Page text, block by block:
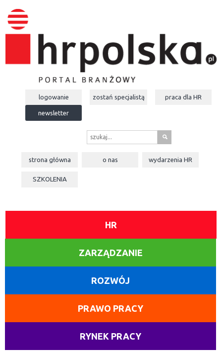
logowanie zostań specjalistą praca dla HR
newsletter
s
strona główna o nas wydarzeniaHR
SZKOLENIA
HR
ZARZĄDZANIE
ROZWÓJ
PRAWO PRACY
RYNEK PRACY